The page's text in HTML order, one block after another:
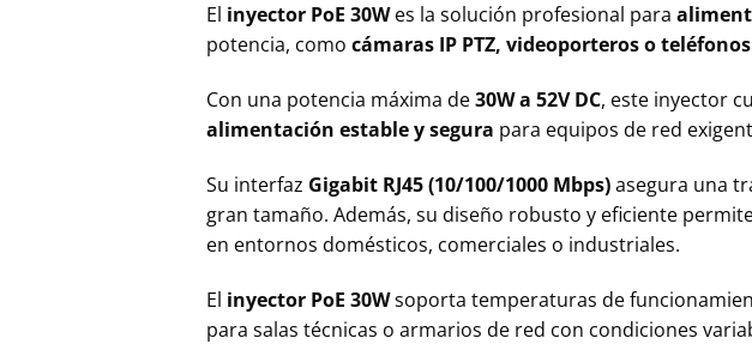
El inyector PoE 30Wes la solución profesional para
potencia, como cámaras IP PTZ, videoporteros o
Con una potencia máxima de30W a 52V DC, este inyector
alimentación estable y segura para equipos de red
Su interfaz Gigabit RJ45 (10/100/1000 Mbps)asegura una
gran tamaño. Además, su diseño robusto y eficiente
en entornos domésticos, comerciales o industriales.
El inyector PoE 30Wsoporta temperaturas de
para salas técnicas o armarios de red con condiciones